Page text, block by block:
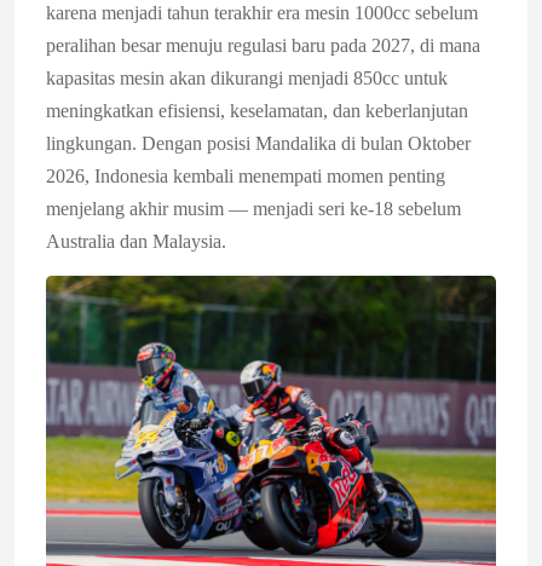
karena menjadi tahun terakhir era mesin 1000cc sebelum
peralihan besar menuju regulasi baru pada 2027, di mana
kapasitas mesin akan dikurangi menjadi 850cc untuk
meningkatkan efisiensi, keselamatan, dan keberlanjutan
lingkungan. Dengan posisi Mandalika di bulan Oktober
2026, Indonesia kembali menempati momen penting
menjelang akhir musim — menjadi seri ke-18 sebelum
Australia dan Malaysia.